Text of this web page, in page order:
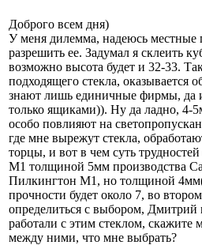
Доброго всем дня)
У меня дилемма, надеюсь местные
разрешить ее. Задумал я склеить
возможно высота будет и 32-33.
подходящего стекла, оказывается
знают лишь единичные фирмы, да
только ящиками)). Ну да ладно,
особо повлияют на
где мне вырежут стекла,
торцы, и вот в чем суть
М1 толщиной 5мм производства
Пилкингтон М1, но толщиной
прочности будет около 7, во
определиться с выбором, Дмитрий
работали с этим стеклом, скажите
между ними, что мне выбрать?